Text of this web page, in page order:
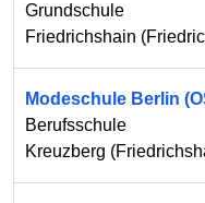
Grundschule
Friedrichshain (
Modeschule Berlin
Berufsschule
Kreuzberg (